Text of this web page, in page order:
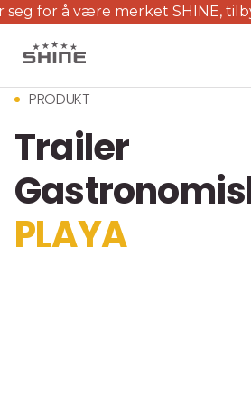
PRODUKT
Trailer
PLAYA
være merket SHINE, tilbyr